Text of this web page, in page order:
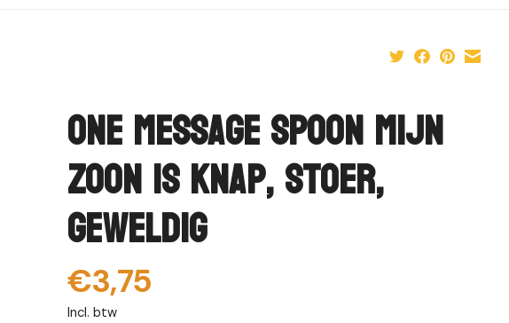
One Message Spoon Mijn
zoon is knap, stoer,
geweldig
€3,75
Incl. btw